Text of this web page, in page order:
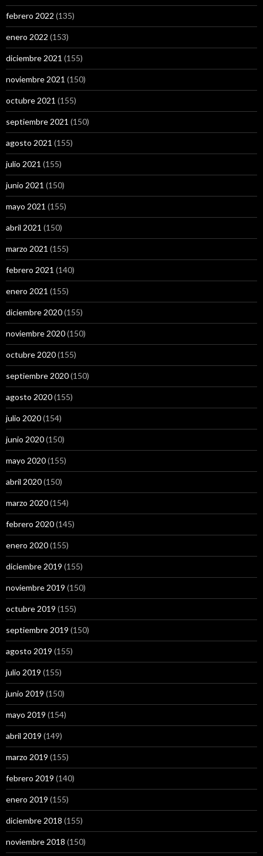
febrero 2022 (135)
enero 2022 (153)
diciembre 2021 (155)
noviembre 2021 (150)
octubre 2021 (155)
septiembre 2021 (150)
agosto 2021 (155)
julio 2021 (155)
junio 2021 (150)
mayo 2021 (155)
abril 2021 (150)
marzo 2021 (155)
febrero 2021 (140)
enero 2021 (155)
diciembre 2020(155)
noviembre 2020(150)
octubre 2020(155)
septiembre 2020(150)
agosto 2020(155)
julio 2020(154)
junio 2020(150)
mayo 2020(155)
abril 2020(150)
marzo 2020(154)
febrero 2020(145)
enero 2020(155)
diciembre 2019 (155)
noviembre 2019 (150)
octubre 2019 (155)
septiembre 2019 (150)
agosto 2019 (155)
julio 2019 (155)
junio 2019 (150)
mayo 2019 (154)
abril 2019 (149)
marzo 2019 (155)
febrero 2019 (140)
enero 2019 (155)
diciembre 2018 (155)
noviembre 2018 (150)